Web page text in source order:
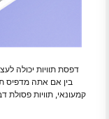
דפסת תוויות יכולה
בין אם אתה מדפיס
קמעונאי, תוויות פסולת